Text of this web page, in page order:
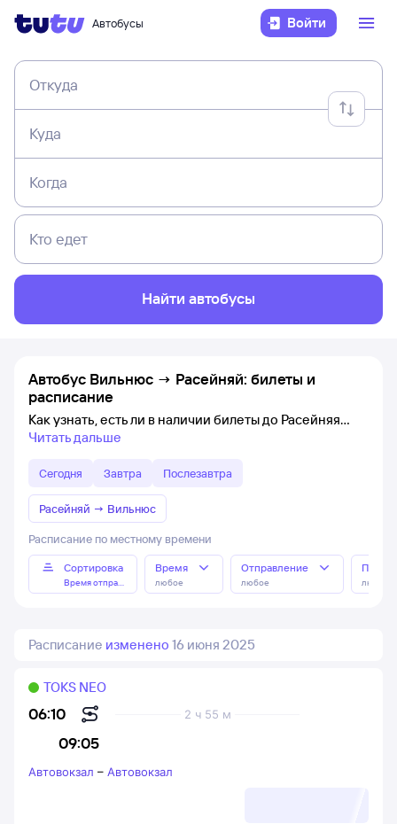
Автобусы Войти
Откуда
Куда
Когда
Кто едет
Найти автобусы
Автобус Вильнюс → Расейняй: билеты и
расписание
Как узнать, есть ли в наличии билеты до Расейняя
Читать дальше
Сегодня Завтра Послезавтра
Расейняй → Вильнюс
Расписание по местному времени
Сортировка
Время отправления
Время
любое
Отправление
любое любое
Расписание изменено 16 июня 2025
06:10
09:05
2 ч 55 м
TOKS NEO
Автовокзал – Автовокзал